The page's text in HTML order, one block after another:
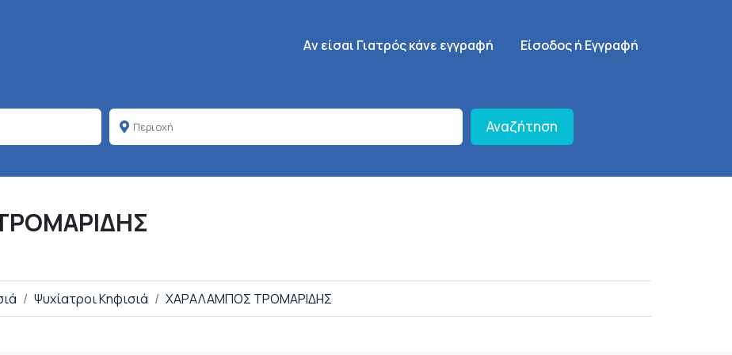
Κεντρική πλοήγηση
Aν είσαι Γιατρός κάνε εγγραφή SignUp Menu
Είσοδος ή Εγγραφή
Αναζήτηση
Ψυχίατροι Κηφισιά ΧΑΡΑΛΑΜΠΟΣ ΤΡΟΜΑΡΙΔΗΣ